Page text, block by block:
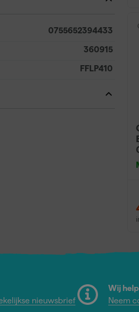
0755652394433
360915
FFLP410
nieuwsbrief
Wij
Neem